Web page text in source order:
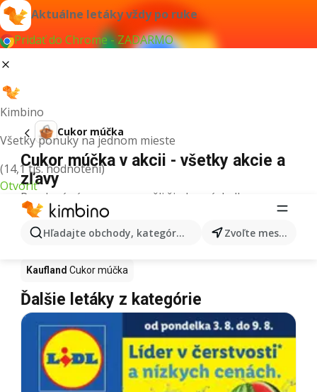
Aktuálne letáky vždy po ruke
Pridať do Chrome - ZADARMO
Kimbino
Všetky ponuky na jednom mieste
(14,1 tis. hodnotení)
Otvoriť
Hľadajte obchody, kategórie, produkty... Zvoľte mesto
Cukor múčka
Cukor múčka v akcii - všetky akcie a
zľavy
Pre daný výraz sme nenašli žiadne výsledky.
Cukor múčka v akcii - Kde kúpiť?
Tesco Cukor múčka Cukor múčka
Kaufland Cukor múčka
Ďalšie letáky z kategórie